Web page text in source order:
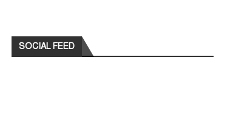
SOCIAL FEED